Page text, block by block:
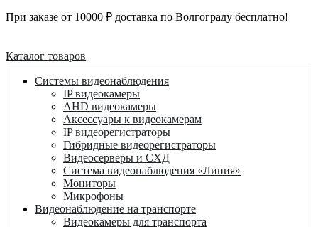
При заказе от 10000 ₽ доставка по Волгограду бесплатно!
Каталог товаров
Системы видеонаблюдения
IP видеокамеры
AHD видеокамеры
Аксессуары к видеокамерам
IP видеорегистраторы
Гибридные видеорегистраторы
Видеосерверы и СХД
Система видеонаблюдения «Линия»
Мониторы
Микрофоны
Видеонаблюдение на транспорте
Видеокамеры для транспорта